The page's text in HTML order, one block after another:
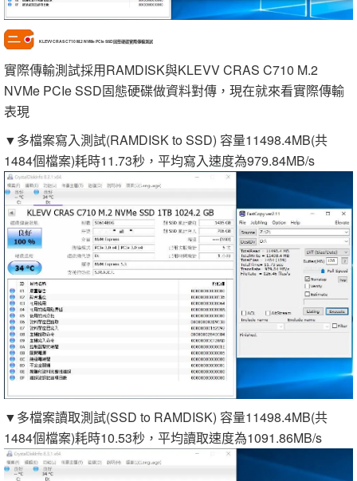
KLEVV CRAS C710 M.2 NVMe PCIe SSD固態硬碟實際傳輸測試
實際傳輸測試採用RAMDISK與KLEVV CRAS C710 M.2
NVMe PCIe SSD固態硬碟做資料對傳，現在就來看實際傳輸
表現
▼多檔案寫入測試(RAMDISK to SSD) 容量11498.4MB(共
1484個檔案)耗時11.73秒，平均寫入速度為979.84MB/s
▼多檔案讀取測試(SSD to RAMDISK) 容量11498.4MB(共
1484個檔案)耗時10.53秒，平均讀取速度為1091.86MB/s